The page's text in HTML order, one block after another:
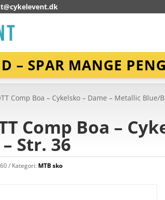
– SPAR MANGE
Comp Boa – Cykelsko – Dame – Metallic Blue/
Comp Boa –
Str. 36
Kategori: MTB sko